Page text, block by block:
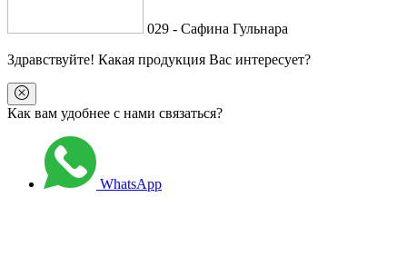
029 - Сафина Гульнара
Здравствуйте! Какая продукция Вас интересует?
Как вам удобнее с нами связаться?
WhatsApp